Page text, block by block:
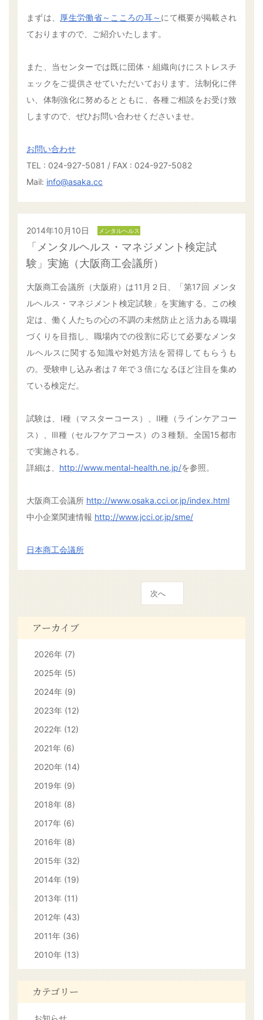
まずは、 厚生労働省～こころの耳～ にて概要が掲載され
ておりますので、ご紹介いたします。
また、当センターでは既に団体・組織向けにストレスチ
ェックをご提供させていただいております。法制化に伴
い、体制強化に努めるとともに、各種ご相談をお受け致
しますので、ぜひお問い合わせくださいませ。
お問い合わせ
TEL : 024-927-5081 / FAX : 024-927-5082
Mail: info@asaka.cc
2014年10月10日 メンタルヘルス
「メンタルヘルス・マネジメント検定試
験」実施（大阪商工会議所）
大阪商工会議所（大阪府）は11月２日、「第17回 メンタ
ルヘルス・マネジメント検定試験」を実施する。この検
定は、働く人たちの心の不調の未然防止と活力ある職場
づくりを目指し、職場内での役割に応じて必要なメンタ
ルヘルスに関する知識や対処方法を習得してもらうも
の。受験申し込み者は７年で３倍になるほど注目を集め
ている検定だ。
試験は、Ⅰ種（マスターコース）、Ⅱ種（ラインケアコー
ス）、Ⅲ種（セルフケアコース）の３種類。全国15都市
で実施される。
詳細は、 http://www.mental-health.ne.jp/を参照。
大阪商工会議所 http://www.osaka.cci.or.jp/index.html
中小企業関連情報 http://www.jcci.or.jp/sme/
日本商工会議所
次へ
アーカイブ
2026年 (7)
2025年 (5)
2024年 (9)
2023年 (12)
2022年 (12)
2021年 (6)
2020年 (14)
2019年 (9)
2018年 (8)
2017年 (6)
2016年 (8)
2015年 (32)
2014年 (19)
2013年 (11)
2012年 (43)
2011年 (36)
2010年 (13)
カテゴリー
お知らせ